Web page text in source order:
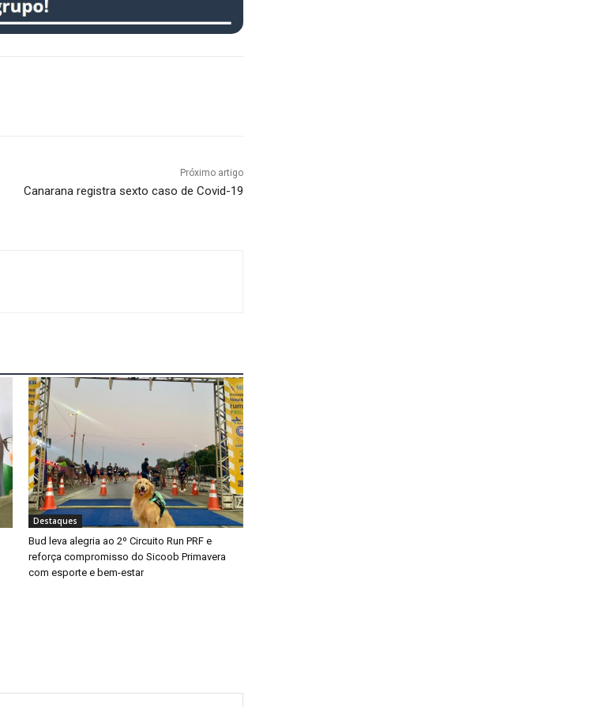
Próximo artigo
Canarana registra sexto caso de Covid-19
Destaques
Bud leva alegria ao 2º Circuito Run PRF e
reforça compromisso do Sicoob Primavera
com esporte e bem-estar